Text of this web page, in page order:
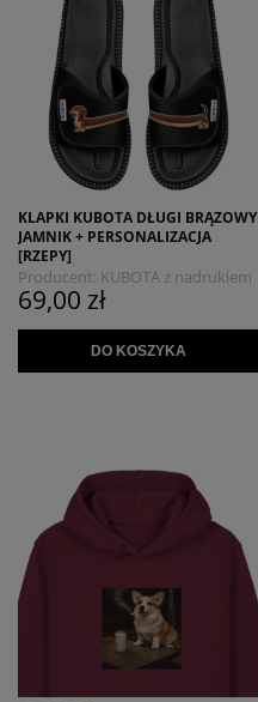
KLAPKI KUBOTA DŁUGI BRĄZOWY
JAMNIK + PERSONALIZACJA
[RZEPY]
Producent: KUBOTA z nadrukiem
MYSZOJELEŃ
69,00 zł
DO KOSZYKA